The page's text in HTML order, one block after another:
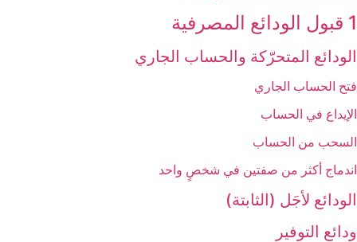
1 قبول الودائع المصرفية
الودائع المتحرّكة والحساب الجاري
فتح الحساب الجاري
الإيداع في الحساب
السحب من الحساب
اندماج أكثر من صفتين في شخصٍ واحد
الودائع لأجَل (الثابتة)
ودائع التوفير